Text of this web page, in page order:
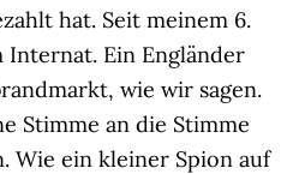
hat. Seit meinem 6.
Internat. Ein Engländer
wie wir sagen.
Stimme an die Stimme
Wie ein kleiner Spion auf